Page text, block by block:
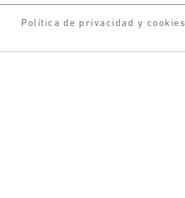
Política de privacidad y cookies